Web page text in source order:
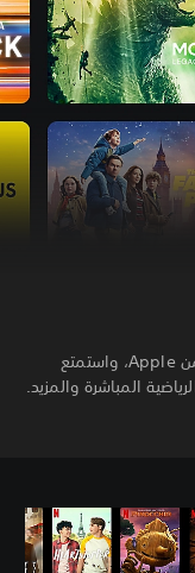
قم ببث المئات من الأعمال الأصلية والحصرية من Apple، واستمتع
المباشرة والمزيد.